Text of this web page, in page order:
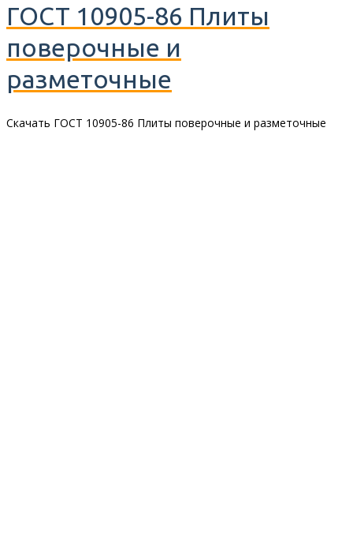
ГОСТ 10905-86 Плиты
поверочные и
разметочные
Скачать ГОСТ 10905-86 Плиты поверочные и разметочные